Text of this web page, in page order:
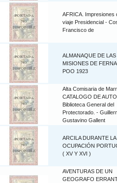
AFRICA. Impresiones
viaje Presidencial -
Francisco de
ALMANAQUE DE LAS
MISIONES DE
POO 1923
Alta Comisaria de
CATALOGO DE
Biblioteca General del
Protectorado. -
Gustavino Gallent
ARCILA DURANTE LA
OCUPACIÓN
( XV Y XVI )
AVENTURAS DE UN
GEOGRAFO